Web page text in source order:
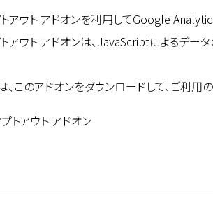
ウト アドオンを利用してGoogle
ウト アドオンは、JavaScriptによるデー
このアドオンをダウンロードして、ご利用
トアウト アドオン